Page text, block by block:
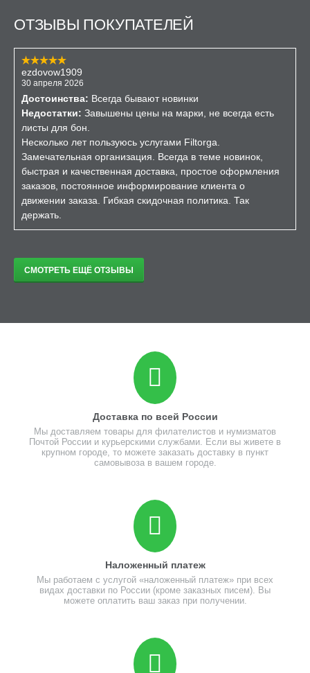
ОТЗЫВЫ ПОКУПАТЕЛЕЙ
ezdovow1909
30 апреля 2026
Достоинства: Всегда бывают новинки
Недостатки: Завышены цены на марки, не всегда есть
листы для бон.
Несколько лет пользуюсь услугами Filtorga.
Замечательная организация. Всегда в теме новинок,
быстрая и качественная доставка, простое оформления
заказов, постоянное информирование клиента о
движении заказа. Гибкая скидочная политика. Так
держать.
СМОТРЕТЬ ЕЩЁ ОТЗЫВЫ
Доставка по всей России
Мы доставляем товары для филателистов и нумизматов
Почтой России и курьерскими службами. Если вы живете в
крупном городе, то можете заказать доставку в пункт
самовывоза в вашем городе.
Наложенный платеж
Мы работаем с услугой «наложенный платеж» при всех
видах доставки по России (кроме заказных писем). Вы
можете оплатить ваш заказ при получении.